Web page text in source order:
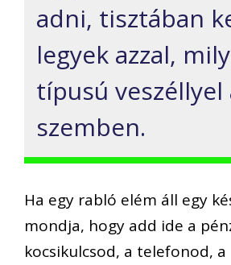
adni, tisztában
legyek azzal,
típusú veszéllyel
szemben.
Ha egy rabló elém áll egy
mondja, hogy add ide a
kocsikulcsod, a telefonod,